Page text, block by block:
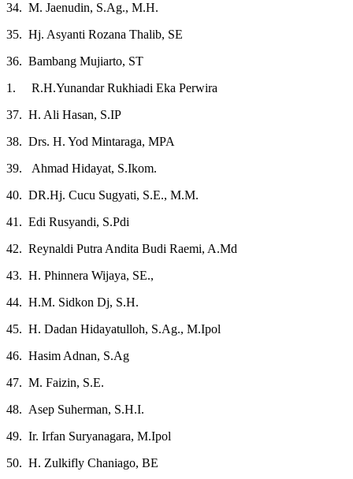
34. M. Jaenudin, S.Ag., M.H.
35. Hj. Asyanti Rozana Thalib, SE
36. Bambang Mujiarto, ST
1. R.H.Yunandar Rukhiadi Eka Perwira
37. H. Ali Hasan, S.IP
38. Drs. H. Yod Mintaraga, MPA
39. Ahmad Hidayat, S.Ikom.
40. DR.Hj. Cucu Sugyati, S.E., M.M.
41. Edi Rusyandi, S.Pdi
42. Reynaldi Putra Andita Budi Raemi, A.Md
43. H. Phinnera Wijaya, SE.,
44. H.M. Sidkon Dj, S.H.
45. H. Dadan Hidayatulloh, S.Ag., M.Ipol
46. Hasim Adnan, S.Ag
47. M. Faizin, S.E.
48. Asep Suherman, S.H.I.
49. Ir. Irfan Suryanagara, M.Ipol
50. H. Zulkifly Chaniago, BE